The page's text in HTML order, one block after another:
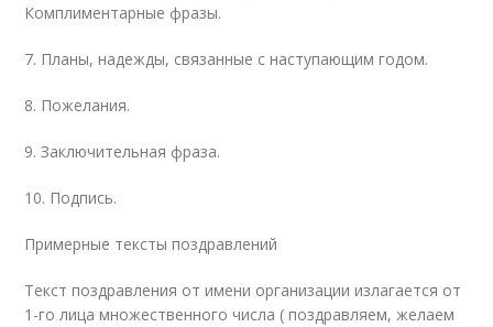
Комплиментарные фразы.
7. Планы, надежды, связанные с наступающим годом.
8. Пожелания.
9. Заключительная фраза.
10. Подпись.
Примерные тексты поздравлений
Текст поздравления от имени организации излагается от
1-го лица множественного числа ( поздравляем, желаем